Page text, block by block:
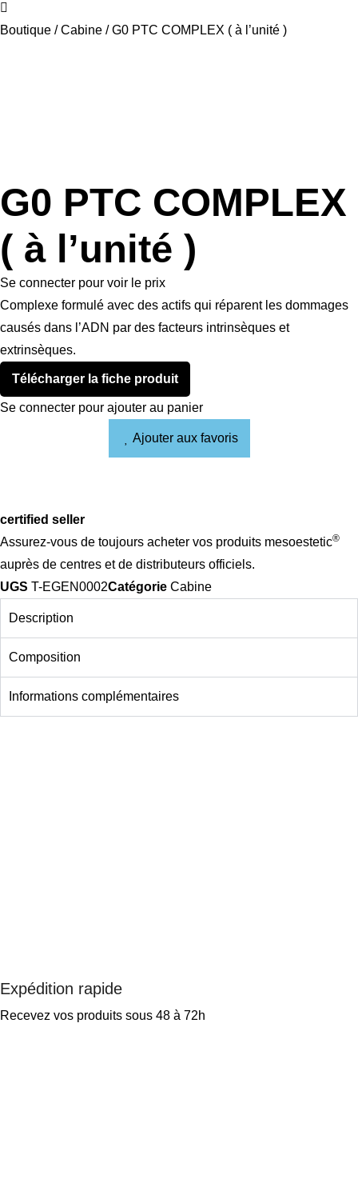
Boutique /Cabine / G0 PTC COMPLEX ( à l’unité )
G0 PTC COMPLEX
( à l’unité )
Se connecter pour voir le prix
Complexe formulé avec des actifs qui réparent les dommages
causés dans l’ADN par des facteurs intrinsèques et
extrinsèques.
Télécharger la fiche produit
Se connecter pour ajouter au panier
Ajouter aux favoris
certified seller
Assurez-vous de toujours acheter vos produits mesoestetic®
auprès de centres et de distributeurs officiels.
UGS T-EGEN0002Catégorie Cabine
Description
Composition
Informations complémentaires
Expédition rapide
Recevez vos produits sous 48 à 72h